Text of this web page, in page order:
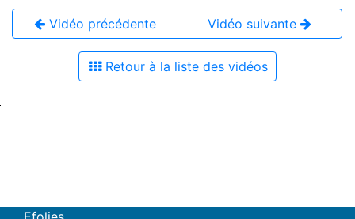
Vidéo précédente Vidéo suivante
Retour à la liste des vidéos